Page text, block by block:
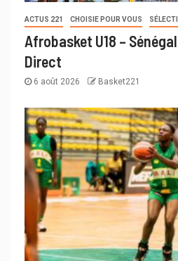
ACTUS 221 CHOISIE POUR VOUS
Afrobasket U18 –
Direct
6 août 2026 Basket221